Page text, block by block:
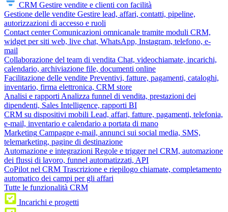
CRM Gestire vendite e clienti con facilità
Gestione delle vendite Gestire lead, affari, contatti, pipeline,
autorizzazioni di accesso e ruoli
Contact center Comunicazioni omnicanale tramite moduli CRM,
widget per siti web, live chat, WhatsApp, Instagram, telefono, e-
mail
Collaborazione del team di vendita Chat, videochiamate, incarichi,
calendario, archiviazione file, documenti online
Facilitazione delle vendite Preventivi, fatture, pagamenti, cataloghi,
inventario, firma elettronica, CRM store
Analisi e rapporti Analizza funnel di vendita, prestazioni dei
dipendenti, Sales Intelligence, rapporti BI
CRM su dispositivi mobili Lead, affari, fatture, pagamenti, telefonia,
e-mail, inventario e calendario a portata di mano
Marketing Campagne e-mail, annunci sui social media, SMS,
telemarketing, pagine di destinazione
Automazione e integrazioni Regole e trigger nel CRM, automazione
dei flussi di lavoro, funnel automatizzati, API
CoPilot nel CRM Trascrizione e riepilogo chiamate, completamento
automatico dei campi per gli affari
Tutte le funzionalità CRM
Incarichi e progetti